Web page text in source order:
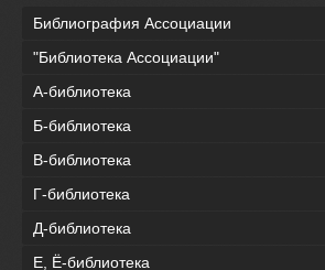
Библиография Ассоциации
"Библиотека Ассоциации"
А-библиотека
Б-библиотека
В-библиотека
Г-библиотека
Д-библиотека
Е, Ё-библиотека